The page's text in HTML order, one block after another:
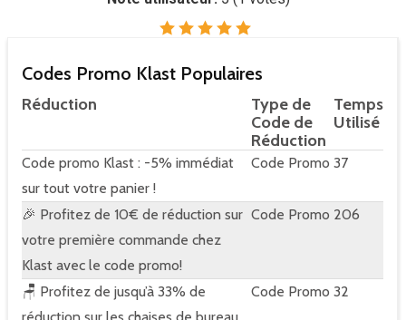
Codes Promo Klast Populaires
Réduction
Type de
Code de
Réduction
Temps
Utilisé
Code promo Klast : -5% immédiat
sur tout votre panier !
Code Promo 37
🎉 Profitez de 10€ de réduction sur
votre première commande chez
Klast avec le code promo!
Code Promo 206
🪑 Profitez de jusqu’à 33% de
Code Promo 32